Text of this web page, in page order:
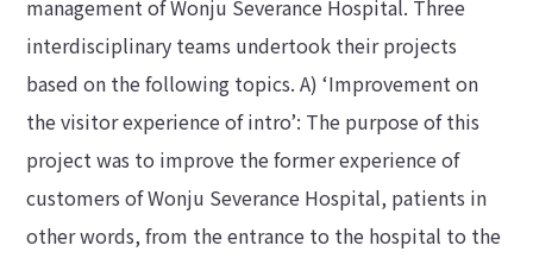
management of Wonju Severance Hospital. Three
interdisciplinary teams undertook their projects
based on the following topics. A) ‘Improvement on
the visitor experience of intro’: The purpose of this
project was to improve the former experience of
customers of Wonju Severance Hospital, patients in
other words, from the entrance to the hospital to the